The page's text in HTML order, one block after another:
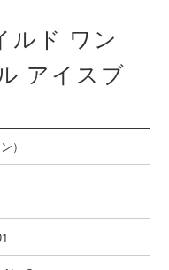
ルド ワン
アイスブ
）